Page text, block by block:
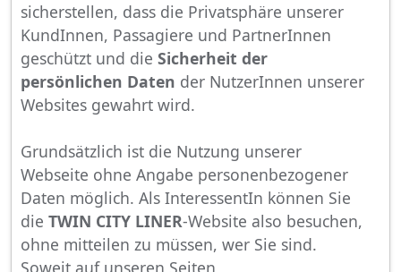
sicherstellen, dass die Privatsphäre unserer
KundInnen, Passagiere und PartnerInnen
geschützt und die Sicherheit der
persönlichen Daten der NutzerInnen unserer
Websites gewahrt wird.
Grundsätzlich ist die Nutzung unserer
Webseite ohne Angabe personenbezogener
Daten möglich. Als InteressentIn können Sie
die TWIN CITY LINER-Website also besuchen,
ohne mitteilen zu müssen, wer Sie sind.
Soweit auf unseren Seiten